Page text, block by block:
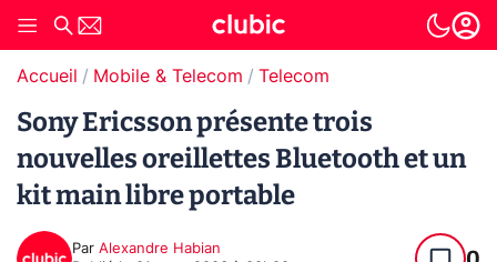
Accueil Mobile & Telecom Telecom
Sony Ericsson présente trois
nouvelles oreillettes Bluetooth et un
kit main libre portable
Par Alexandre Habian